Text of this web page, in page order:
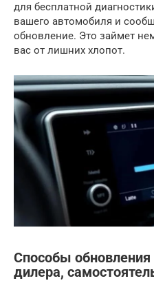
для бесплатной
вашего автомобиля и
обновление. Это займет
вас от лишних хлопот.
Способы
дилера,